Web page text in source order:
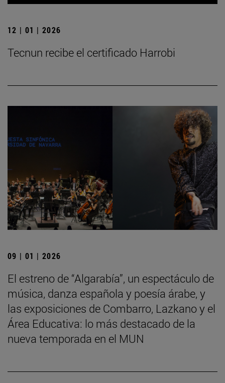
12 | 01 | 2026
Tecnun recibe el certificado Harrobi
09 | 01 | 2026
El estreno de “Algarabía”, un espectáculo de
música, danza española y poesía árabe, y
las exposiciones de Combarro, Lazkano y el
Área Educativa: lo más destacado de la
nueva temporada en el MUN